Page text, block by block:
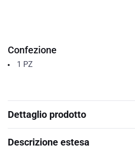
Confezione
1 PZ
Dettaglio prodotto
Descrizione estesa